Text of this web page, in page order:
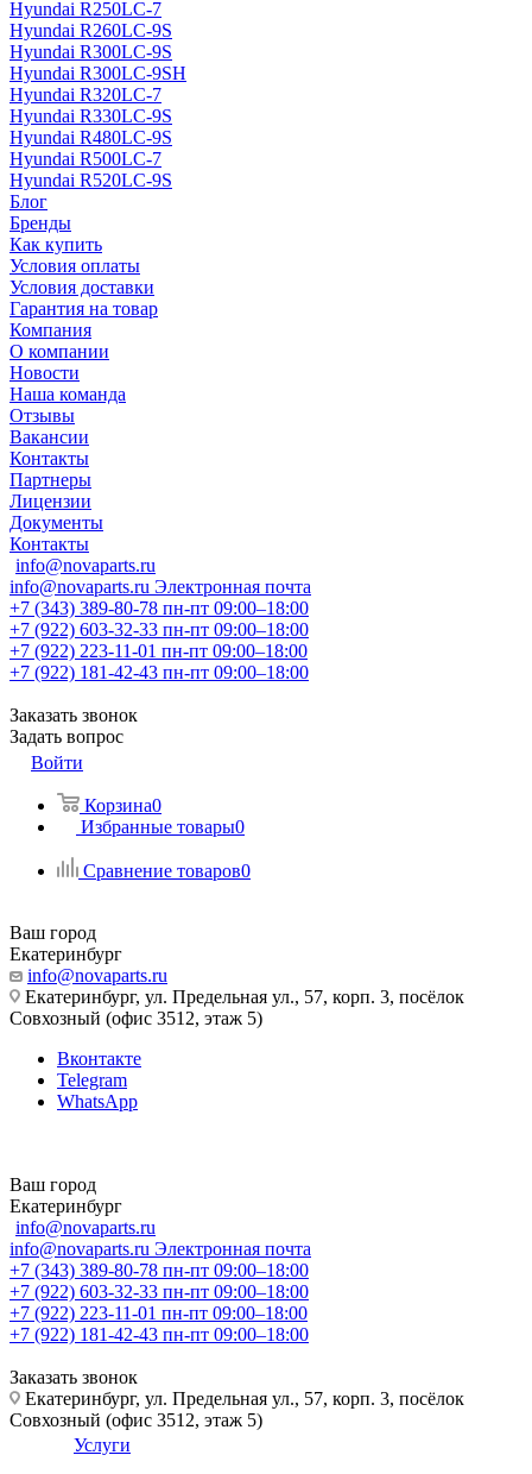
Hyundai R250LC-7
Hyundai R260LC-9S
Hyundai R300LC-9S
Hyundai R300LC-9SH
Hyundai R320LC-7
Hyundai R330LC-9S
Hyundai R480LC-9S
Hyundai R500LC-7
Hyundai R520LC-9S
Блог
Бренды
Как купить
Условия оплаты
Условия доставки
Гарантия на товар
Компания
О компании
Новости
Наша команда
Отзывы
Вакансии
Контакты
Партнеры
Лицензии
Документы
Контакты
info@novaparts.ru
info@novaparts.ru Электронная почта
+7 (343) 389-80-78 пн-пт 09:00–18:00
+7 (922) 603-32-33 пн-пт 09:00–18:00
+7 (922) 223-11-01 пн-пт 09:00–18:00
+7 (922) 181-42-43 пн-пт 09:00–18:00
Заказать звонок
Задать вопрос
Войти
Корзина0
Избранные товары0
Сравнение товаров0
Ваш город
Екатеринбург
info@novaparts.ru
Екатеринбург, ул. Предельная ул., 57, корп. 3, посёлок
Совхозный (офис 3512, этаж 5)
Вконтакте
Telegram
WhatsApp
Ваш город
Екатеринбург
info@novaparts.ru
info@novaparts.ru Электронная почта
+7 (343) 389-80-78 пн-пт 09:00–18:00
+7 (922) 603-32-33 пн-пт 09:00–18:00
+7 (922) 223-11-01 пн-пт 09:00–18:00
+7 (922) 181-42-43 пн-пт 09:00–18:00
Заказать звонок
Екатеринбург, ул. Предельная ул., 57, корп. 3, посёлок
Совхозный (офис 3512, этаж 5)
Услуги